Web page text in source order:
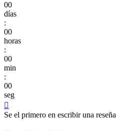
00
días
:
00
horas
:
00
min
:
00
seg

Se el primero en escribir una reseña